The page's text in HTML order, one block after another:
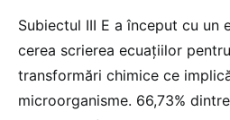
Subiectul III E a început cu un
cerea scrierea ecuațiilor
transformări chimice ce
microorganisme. 66,73%